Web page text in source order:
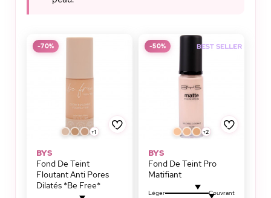
+1
-70%
BYS
Fond De Teint
Floutant Anti Pores
Dilatés *Be Free*
+2
-50%
BYS
Fond De Teint Pro
Matifiant
Léger
Couvrant